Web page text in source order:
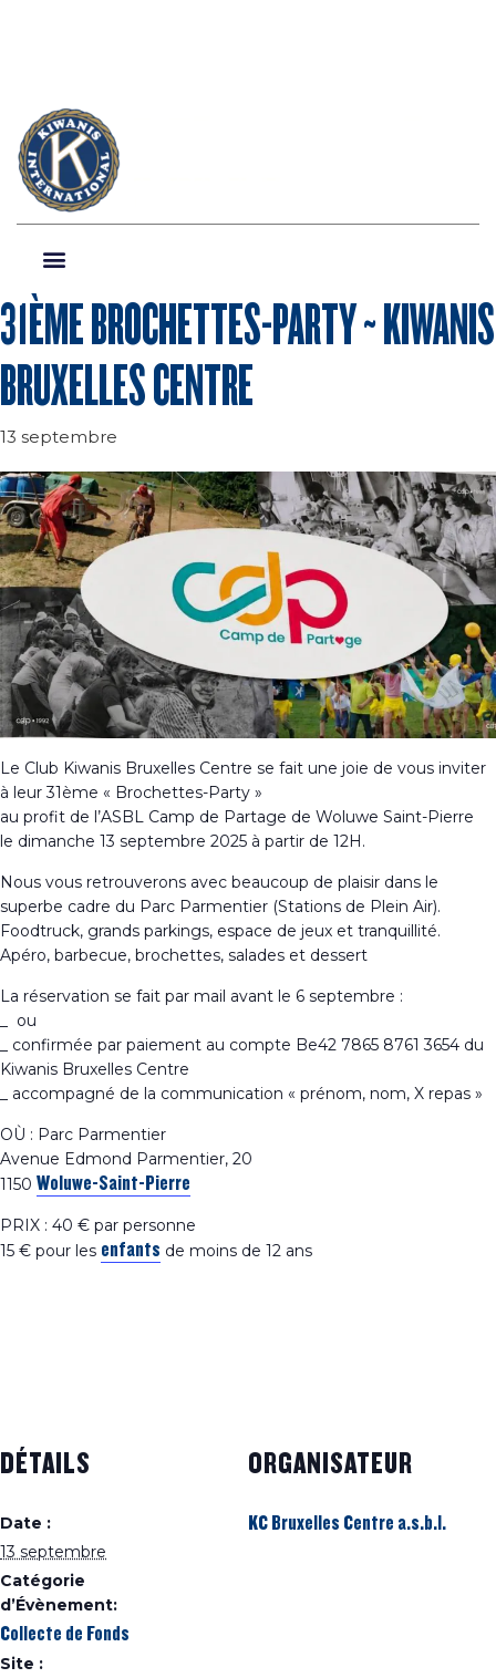
31ÈME BROCHETTES-PARTY ~ KIWANIS
BRUXELLES CENTRE
13 septembre
Le Club Kiwanis Bruxelles Centre se fait une joie de vous inviter
à leur 31ème « Brochettes-Party »
au profit de l’ASBL Camp de Partage de Woluwe Saint-Pierre
le dimanche 13 septembre 2025 à partir de 12H.
Nous vous retrouverons avec beaucoup de plaisir dans le
superbe cadre du Parc Parmentier (Stations de Plein Air).
Foodtruck, grands parkings, espace de jeux et tranquillité.
Apéro, barbecue, brochettes, salades et dessert
La réservation se fait par mail avant le 6 septembre :
ou
_ confirmée par paiement au compte Be42 7865 8761 3654 du
Kiwanis Bruxelles Centre
_ accompagné de la communication « prénom, nom, X repas »
OÙ : Parc Parmentier
Avenue Edmond Parmentier, 20
1150 Woluwe-Saint-Pierre
PRIX : 40 € par personne
15 € pour les enfants de moins de 12 ans
DÉTAILS
Date :
13 septembre
Catégorie
d’Évènement:
Collecte de Fonds
Site :
ORGANISATEUR
KC Bruxelles Centre a.s.b.l.